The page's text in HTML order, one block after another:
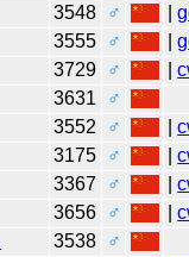
3548 ♂ |
3555 ♂ |
3729 ♂ |
3631
♂
3552 ♂ |
3175 ♂ |
3367 ♂ |
3656 ♂ |
3538
♂